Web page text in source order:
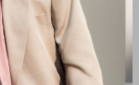
como os Termos e
e Condições Gerais de
Política de Troca e Devolução e
disponíveis no site
ou em conjunto,
e condições aplicáveis ao